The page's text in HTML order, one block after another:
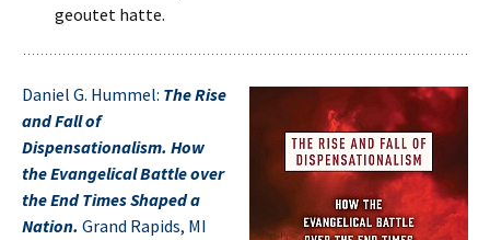
geoutet hatte.
Daniel G. Hummel: The Rise
and Fall of
Dispensationalism. How
the Evangelical Battle over
the End Times Shaped a
Nation. Grand Rapids, MI